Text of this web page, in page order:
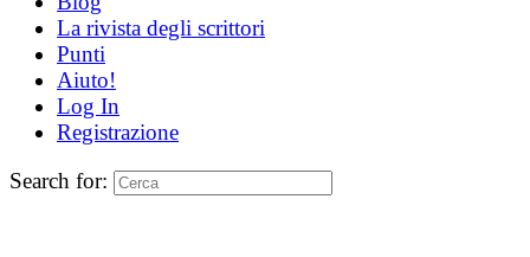
La rivista degli scrittori
Punti
Aiuto!
Log In
Registrazione
Search for: